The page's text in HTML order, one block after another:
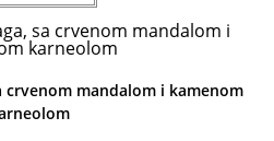
crvenom mandalom i kamenom